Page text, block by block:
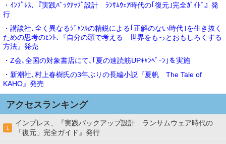
・ｲﾝﾌﾟﾚｽ､『実践ﾊﾞｯｸｱｯﾌﾟ設計 ﾗﾝｻﾑｳｪｱ時代の｢復元｣完全ｶﾞｲﾄﾞ』発
行
・講談社､全く異なるｼﾞｬﾝﾙの精鋭による｢正解のない時代｣を生き抜く
ための思考のﾋﾝﾄ､『自分の頭で考える 世界をもっとおもしろくする
方法』発売
・Z会､全国の対象書店にて､｢夏の速読筋UPｷｬﾝﾍﾟｰﾝ｣を実施
・新潮社､村上春樹氏の3年ぶりの長編小説『夏帆 The Tale of
KAHO』発売
アクセスランキング
1
インプレス、『実践バックアップ設計 ランサムウェア時代の
「復元」完全ガイド』発行